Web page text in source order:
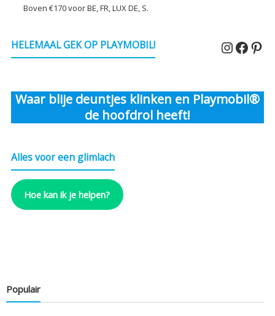
Boven €170 voor BE, FR, LUX DE, S.
HELEMAAL GEK OP PLAYMOBIL!
Waar blije deuntjes klinken en Playmobil®
de hoofdrol heeft!
Alles voor een glimlach
Hoe kan ik je helpen?
Populair